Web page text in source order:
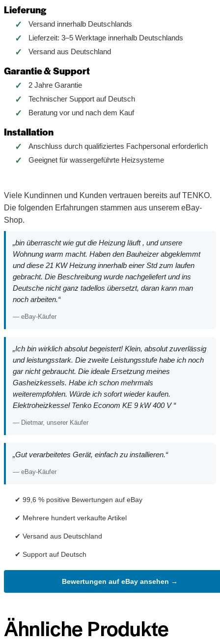
Lieferung
Versand innerhalb Deutschlands
Lieferzeit: 3–5 Werktage innerhalb Deutschlands
Versand aus Deutschland
Garantie & Support
2 Jahre Garantie
Technischer Support auf Deutsch
Beratung vor und nach dem Kauf
Installation
Anschluss durch qualifiziertes Fachpersonal erforderlich
Geeignet für wassergeführte Heizsysteme
Viele Kundinnen und Kunden vertrauen bereits auf TENKO.
Die folgenden Erfahrungen stammen aus unserem eBay-
Shop.
„bin überrascht wie gut die Heizung läuft , und unsere
Wohnung warm macht. Haben den Bauheizer abgeklemmt
und diese 21 KW Heizung innerhalb einer Std zum laufen
gebracht. Die Beschreibung wurde nachgeliefert und ins
Deutsche nicht ganz tadellos übersetzt, daran kann man
noch arbeiten.“
— eBay-Käufer
„Ich bin wirklich absolut begeistert! Klein, absolut zuverlässig
und leistungsstark. Die zweite Leistungsstufe habe ich noch
gar nicht gebraucht. Die ideale Ersetzung meines
Gasheizkessels. Habe ich schon mehrmals
weiterempfohlen. Würde ich sofort wieder kaufen.
Elektroheizkessel Tenko Econom KE 9 kW 400 V “
— Dietmar, unserer Käufer
„Gut verarbeitetes Gerät, einfach zu installieren.“
— eBay-Käufer
✔ 99,6 % positive Bewertungen auf eBay
✔ Mehrere hundert verkaufte Artikel
✔ Versand aus Deutschland
✔ Support auf Deutsch
Bewertungen auf eBay ansehen →
Ähnliche Produkte